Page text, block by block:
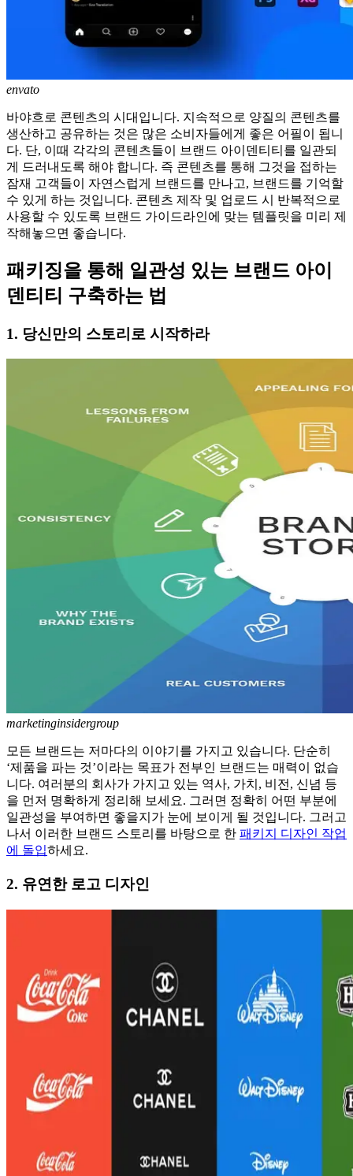
envato
바야흐로 콘텐츠의 시대입니다. 지속적으로 양질의 콘텐츠를
생산하고 공유하는 것은 많은 소비자들에게 좋은 어필이 됩니
다. 단, 이때 각각의 콘텐츠들이 브랜드 아이덴티티를 일관되
게 드러내도록 해야 합니다. 즉 콘텐츠를 통해 그것을 접하는
잠재 고객들이 자연스럽게 브랜드를 만나고, 브랜드를 기억할
수 있게 하는 것입니다. 콘텐츠 제작 및 업로드 시 반복적으로
사용할 수 있도록 브랜드 가이드라인에 맞는 템플릿을 미리 제
작해놓으면 좋습니다.
패키징을 통해 일관성 있는 브랜드 아이
덴티티 구축하는 법
1. 당신만의 스토리로 시작하라
marketinginsidergroup
모든 브랜드는 저마다의 이야기를 가지고 있습니다. 단순히
‘제품을 파는 것’이라는 목표가 전부인 브랜드는 매력이 없습
니다. 여러분의 회사가 가지고 있는 역사, 가치, 비전, 신념 등
을 먼저 명확하게 정리해 보세요. 그러면 정확히 어떤 부분에
일관성을 부여하면 좋을지가 눈에 보이게 될 것입니다. 그러고
나서 이러한 브랜드 스토리를 바탕으로 한 패키지 디자인 작업
에 돌입하세요.
2. 유연한 로고 디자인